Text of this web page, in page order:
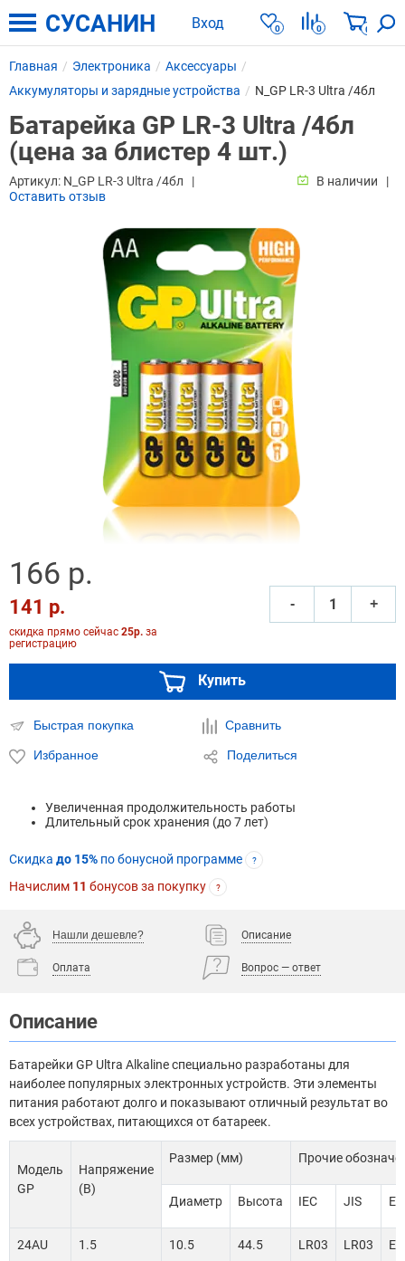
Вход 0 0 0
СУСАНИН
Главная Электроника
Аксессуары
Аккумуляторы и зарядные устройства
N_GP LR-3 Ultra /4бл
Батарейка GP LR-3 Ultra /4бл
(цена за блистер 4 шт.)
Артикул: N_GP LR-3 Ultra /4бл
В наличии
Оставить отзыв
166 р.
141 р.
скидка прямо сейчас 25р. за
регистрацию
‐ +
Купить
Быстрая покупка Сравнить
Избранное Поделиться
Увеличенная продолжительность работы
Длительный срок хранения (до 7 лет)
Скидка до 15% по бонусной программе ?
Начислим 11 бонусов за покупку ?
Нашли дешевле? Описание
Оплата Вопрос — ответ
Описание
Батарейки GP Ultra Alkaline специально разработаны для
наиболее популярных электронных устройств. Эти элементы
питания работают долго и показывают отличный результат во
всех устройствах, питающихся от батареек.
Модель
GP
Напряжение
(В)
Размер (мм) Прочие
Диаметр Высота IEC JIS
24AU 1.5 10.5 44.5 LR03 LR03